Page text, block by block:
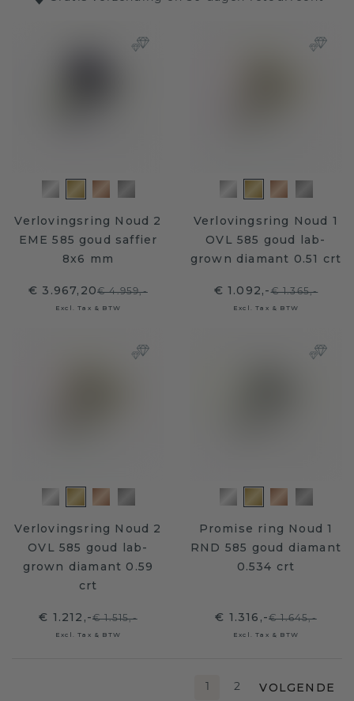
Verlovingsring Noud 2
EME 585 goud saffier
8x6 mm
€ 3.967,20€ 4.959,-
Excl. Tax & BTW
Verlovingsring Noud 1
OVL 585 goud lab-
grown diamant 0.51 crt
€ 1.092,-€ 1.365,-
Excl. Tax & BTW
Verlovingsring Noud 2
OVL 585 goud lab-
grown diamant 0.59
crt
€ 1.212,-€ 1.515,-
Excl. Tax & BTW
Promise ring Noud 1
RND 585 goud diamant
0.534 crt
€ 1.316,-€ 1.645,-
Excl. Tax & BTW
1 2 VOLGENDE